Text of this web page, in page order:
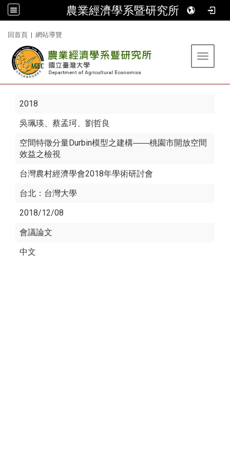
農業經濟學系暨研究所
回首頁 | 網站導覽
Toggle
2018
吳珮瑛、蔡孟珂、劉哲良
空間特徵分量Durbin模型之建構――桃園市開放空間
效益之檢視
台灣農村經濟學會2018年學術研討會
台北：台灣大學
2018/12/08
會議論文
中文